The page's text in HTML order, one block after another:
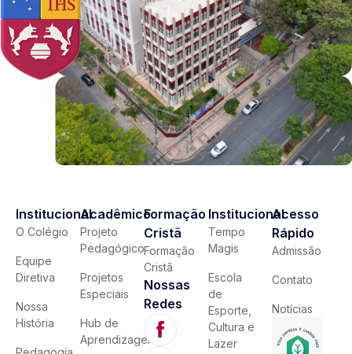
Institucional
O Colégio
Equipe
Diretiva
Nossa
História
Acadêmico
Projeto
Pedagógico
Projetos
Especiais
Hub de
Aprendizagem
Formação
Cristã
Formação
Cristã
Nossas
Redes
Institucional
Tempo
Magis
Escola
de
Esporte,
Cultura e
Lazer
Acesso
Rápido
Admissão
Contato
Notícias